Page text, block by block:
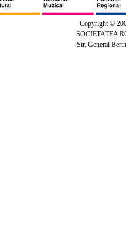
Copyright ©
SOCIETATEA
Str. General